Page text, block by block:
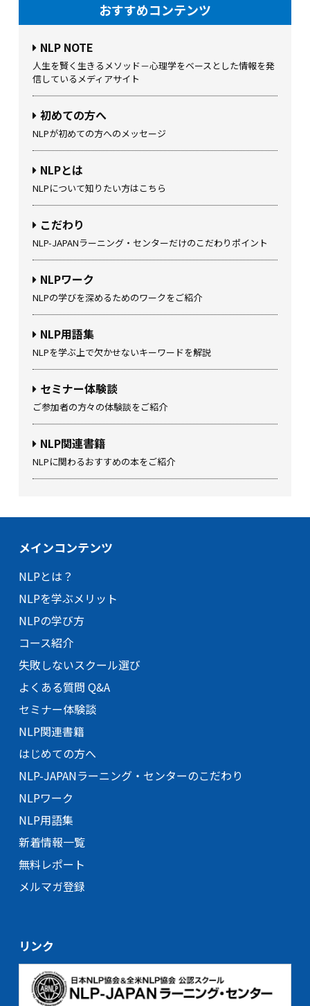
おすすめコンテンツ
NLP NOTE
人生を賢く生きるメソッド－心理学をベースとした情報を発
信しているメディアサイト
初めての方へ
NLPが初めての方へのメッセージ
NLPとは
NLPについて知りたい方はこちら
こだわり
NLP-JAPANラーニング・センターだけのこだわりポイント
NLPワーク
NLPの学びを深めるためのワークをご紹介
NLP用語集
NLPを学ぶ上で欠かせないキーワードを解説
セミナー体験談
ご参加者の方々の体験談をご紹介
NLP関連書籍
NLPに関わるおすすめの本をご紹介
メインコンテンツ
NLPとは？
NLPを学ぶメリット
NLPの学び方
コース紹介
失敗しないスクール選び
よくある質問 Q&A
セミナー体験談
NLP関連書籍
はじめての方へ
NLP-JAPANラーニング・ センターのこだわり
NLPワーク
NLP用語集
新着情報一覧
無料レポート
メルマガ登録
リンク